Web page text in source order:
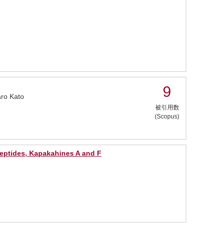
Kato
9
被引用数
(Scopus)
Kapakahines A and F